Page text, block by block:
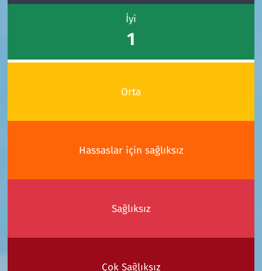
İyi
1
Orta
Hassaslar için sağlıksız
Sağlıksız
Çok Sağlıksız